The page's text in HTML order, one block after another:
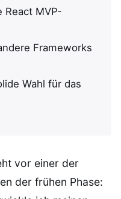
React MVP-
Frameworks
Wahl für das
vor einer der
der frühen Phase: